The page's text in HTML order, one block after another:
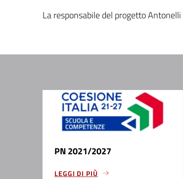
La responsabile del progetto Antonelli
PN 2021/2027
LEGGI DI PIÙ